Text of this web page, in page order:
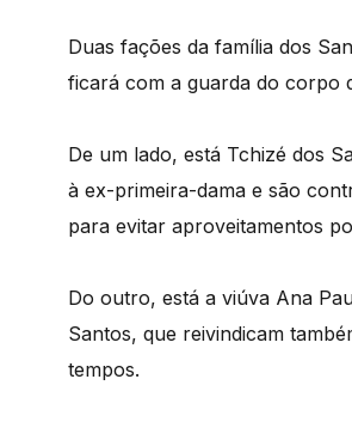
Duas fações da família dos
ficará com a guarda do corpo
De um lado, está Tchizé dos
à ex-primeira-dama e são
para evitar aproveitamentos
Do outro, está a viúva Ana
Santos, que reivindicam
tempos.